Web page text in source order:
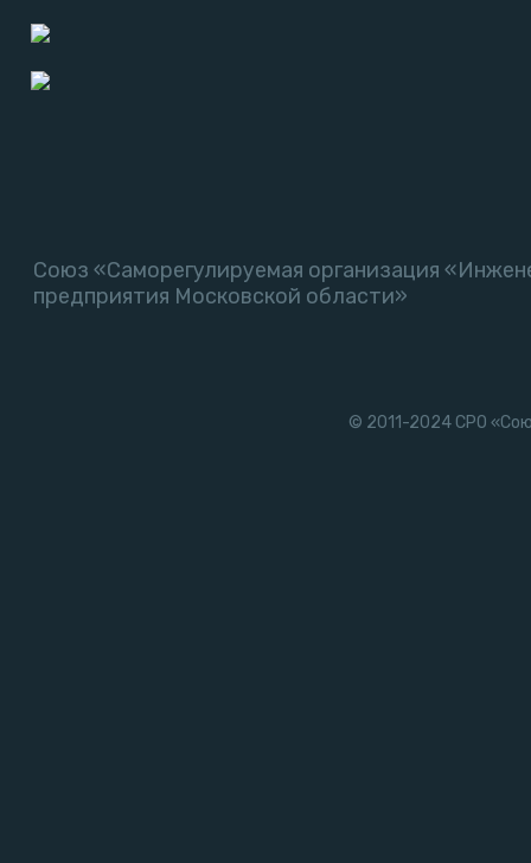
Союз «Саморегулируемая организация
предприятия Московской области»
© 2011-2024 СРО